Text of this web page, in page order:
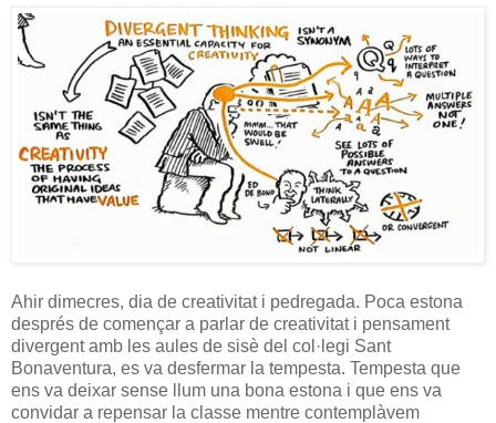
Ahir dimecres, dia de creativitat i pedregada. Poca estona
després de començar a parlar de creativitat i pensament
divergent amb les aules de sisè del col·legi Sant
Bonaventura, es va desfermar la tempesta. Tempesta que
ens va deixar sense llum una bona estona i que ens va
convidar a repensar la classe mentre contemplàvem